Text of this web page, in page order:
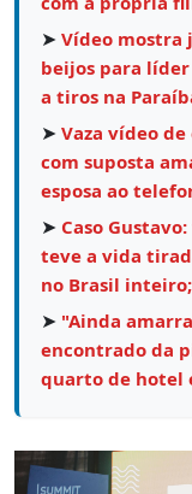
➤ Vídeo mostra
beijos para
a tiros na
➤ Vaza vídeo
com suposta
esposa ao
➤ Caso
teve a vida
no Brasil
➤ "Ainda
encontrado da
quarto de hotel